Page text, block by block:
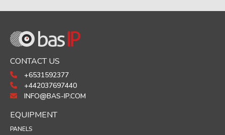
CONTACT US
+6531592377
+442037697440
INFO@BAS-IP.COM
EQUIPMENT
PANELS